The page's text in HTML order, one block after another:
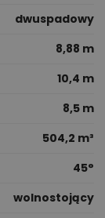
dwuspadowy
8,88 m
10,4 m
8,5 m
504,2 m³
45°
wolnostojący